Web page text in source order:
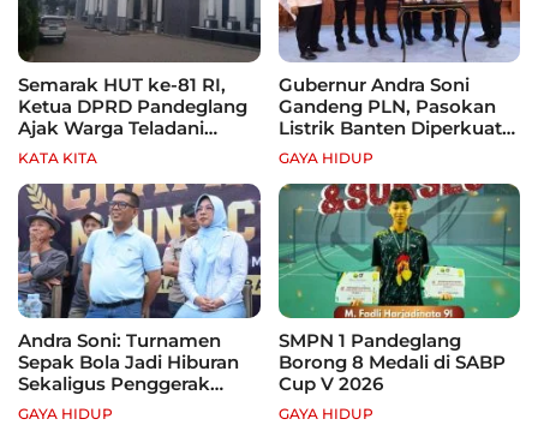
Semarak HUT ke-81 RI,
Ketua DPRD Pandeglang
Ajak Warga Teladani
Semangat Para Pahlawan
KATA KITA
Gubernur Andra Soni
Gandeng PLN, Pasokan
Listrik Banten Diperkuat
demi Genjot Investasi
GAYA HIDUP
Andra Soni: Turnamen
Sepak Bola Jadi Hiburan
Sekaligus Penggerak
Ekonomi Rakyat
GAYA HIDUP
SMPN 1 Pandeglang
Borong 8 Medali di SABP
Cup V 2026
GAYA HIDUP